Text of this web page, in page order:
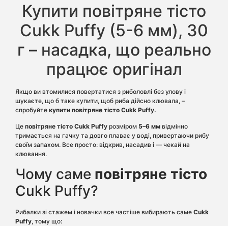
Купити повітряне тісто
Cukk Puffy (5-6 мм), 30
г – насадка, що реально
працює оригінал
Якщо ви втомилися повертатися з риболовлі без улову і
шукаєте, що б таке купити, щоб риба дійсно клювала, –
спробуйте купити повітряне тісто Cukk Puffy.
Це повітряне тісто Cukk Puffy розміром 5–6 мм відмінно
тримається на гачку та довго плаває у воді, привертаючи рибу
своїм запахом. Все просто: відкрив, насадив і — чекай на
клювання.
Чому саме повітряне тісто
Cukk Puffy?
Рибалки зі стажем і новачки все частіше вибирають саме Cukk
Puffy, тому що: